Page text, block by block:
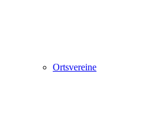
Ortsvereine